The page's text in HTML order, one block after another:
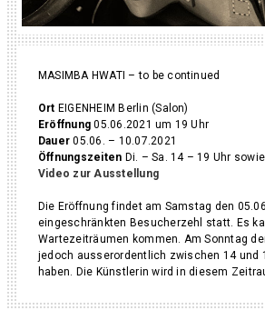
MASIMBA HWATI – to be continued
Ort EIGENHEIM Berlin (Salon)
Eröffnung 05.06.2021 um 19 Uhr
Dauer 05.06. – 10.07.2021
Öffnungszeiten Di. – Sa. 14 – 19 Uhr
Video zur Ausstellung
Die Eröffnung findet am Samstag den
eingeschränkten Besucherzehl statt. Es
Wartezeiträumen kommen. Am Sonntag
jedoch ausserordentlich zwischen 14 und
haben. Die Künstlerin wird in diesem